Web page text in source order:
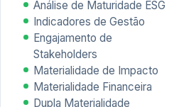
Dupla Materialidade
Saiba mais